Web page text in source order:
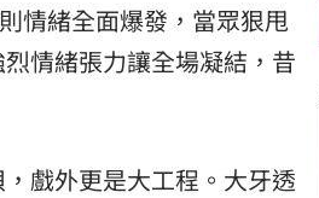
情緒全面爆發，當眾狠甩
情緒張力讓全場凝結，昔
戲外更是大工程。大牙透